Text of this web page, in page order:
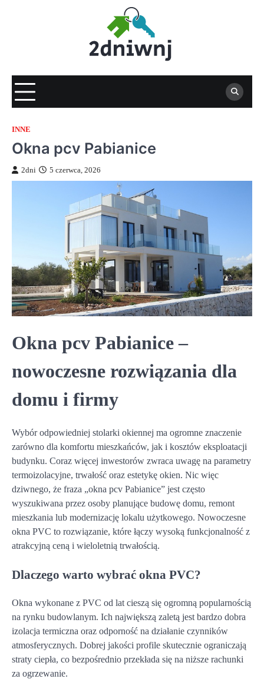
INNE
Okna pcv Pabianice
2dni 5 czerwca, 2026
Okna pcv Pabianice –
nowoczesne rozwiązania dla
domu i firmy
Wybór odpowiedniej stolarki okiennej ma ogromne znaczenie
zarówno dla komfortu mieszkańców, jak i kosztów eksploatacji
budynku. Coraz więcej inwestorów zwraca uwagę na parametry
termoizolacyjne, trwałość oraz estetykę okien. Nic więc
dziwnego, że fraza „okna pcv Pabianice” jest często
wyszukiwana przez osoby planujące budowę domu, remont
mieszkania lub modernizację lokalu użytkowego. Nowoczesne
okna PVC to rozwiązanie, które łączy wysoką funkcjonalność z
atrakcyjną ceną i wieloletnią trwałością.
Dlaczego warto wybrać okna PVC?
Okna wykonane z PVC od lat cieszą się ogromną popularnością
na rynku budowlanym. Ich największą zaletą jest bardzo dobra
izolacja termiczna oraz odporność na działanie czynników
atmosferycznych. Dobrej jakości profile skutecznie ograniczają
straty ciepła, co bezpośrednio przekłada się na niższe rachunki
za ogrzewanie.